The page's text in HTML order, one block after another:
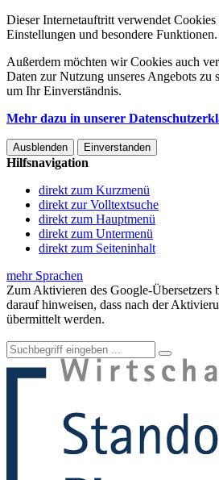
Dieser Internetauftritt verwendet
Einstellungen und besondere Funktionen.
Außerdem möchten wir Cookies auch
Daten zur Nutzung unseres Angebots
um Ihr Einverständnis.
Mehr dazu in unserer
Ausblenden Einverstanden
Hilfsnavigation
direkt zum Kurzmenü
direkt zur Volltextsuche
direkt zum Hauptmenü
direkt zum Untermenü
direkt zum Seiteninhalt
mehr Sprachen
Zum Aktivieren des Google-Übersetzers
darauf hinweisen, dass nach der
übermittelt werden.